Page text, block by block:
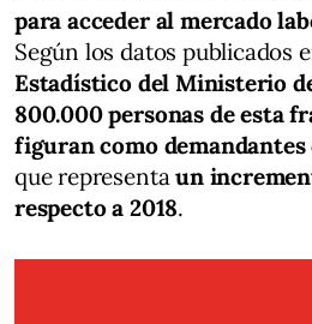
para acceder al mercado
Según los datos publicados
Estadístico del Ministerio
800.000 personas de esta
figuran como demandantes
que representaun
respecto a 2018.